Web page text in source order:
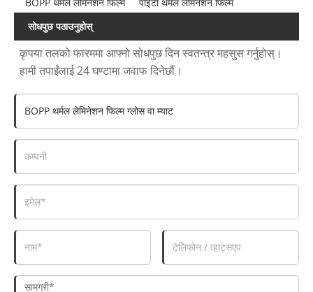
सोधपुछ पठाउनुहोस्
कृपया तलको फारममा आफ्नो सोधपुछ दिन स्वतन्त्र महसुस गर्नुहोस्।
हामी तपाईंलाई 24 घण्टामा जवाफ दिनेछौं।